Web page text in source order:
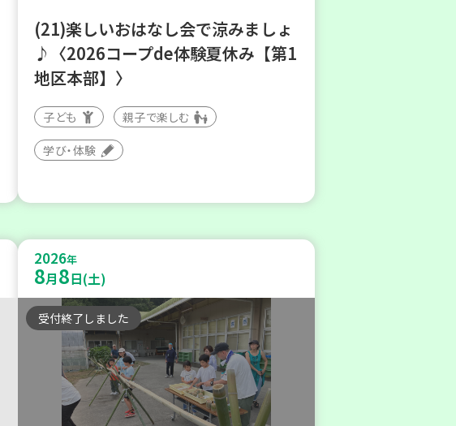
(21)楽しいおはなし会で涼みましょ
♪〈2026コープde体験夏休み【第1
地区本部】〉
子ども 親子で楽しむ
学び・体験
2026年
8月8日(土)
受付終了しました